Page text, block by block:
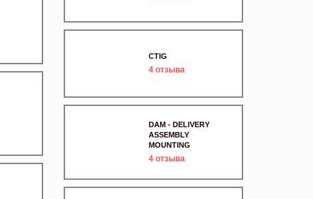
CTIG
4 отзыва
DAM - DELIVERY
ASSEMBLY
MOUNTING
4 отзыва